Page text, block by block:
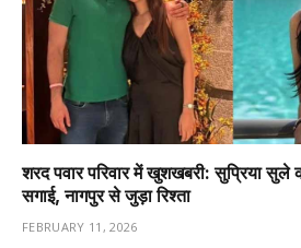
शरद पवार परिवार में खुशखबरी: सुप्रिया सुले
सगाई, नागपुर से जुड़ा रिश्ता
FEBRUARY 11, 2026